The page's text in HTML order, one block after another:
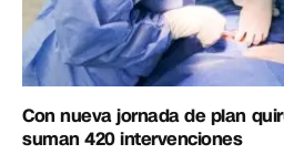
Con nueva jornada de plan
suman 420 intervenciones